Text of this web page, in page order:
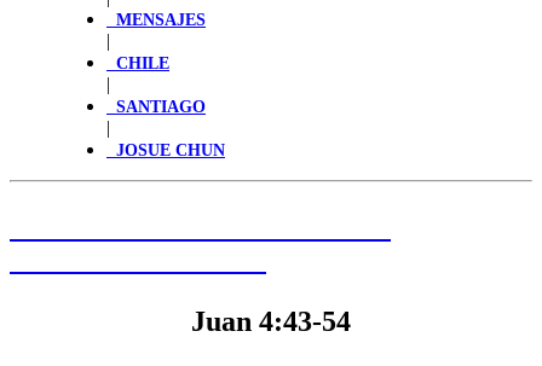
MENSAJES
|
CHILE
|
SANTIAGO
|
JOSUE CHUN
Juan 4:43-54